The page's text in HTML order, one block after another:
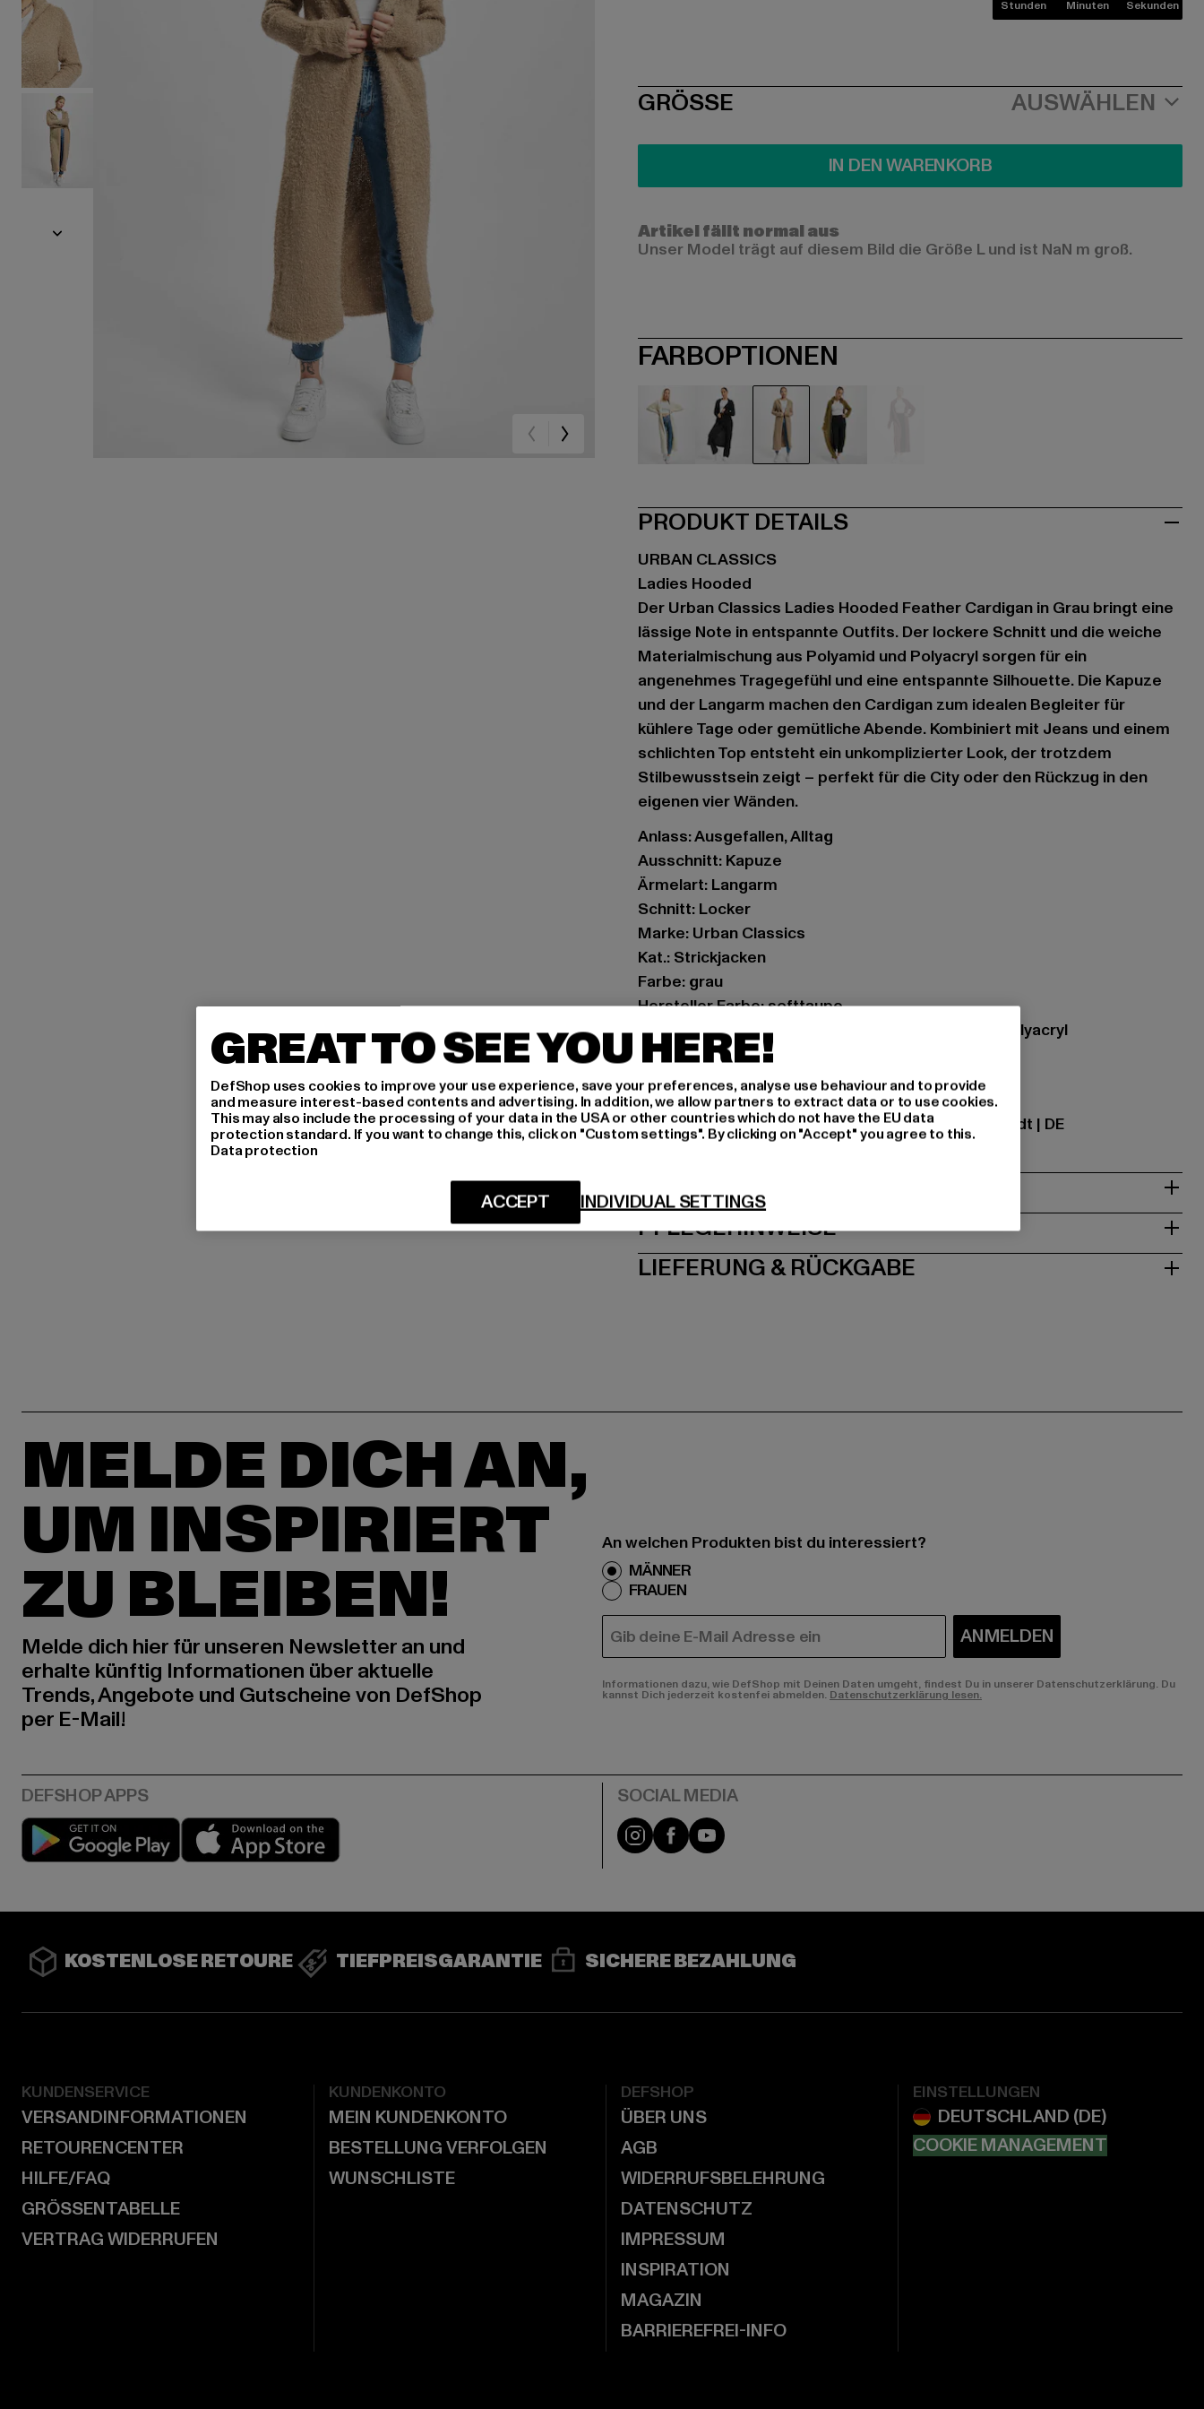
Stunden Minuten Sekunden
SIZE
GRÖSSE AUSWÄHLEN
IN DEN WARENKORB
Artikel fällt normal aus
Unser Model trägt auf diesem Bild die Größe L und ist NaN m groß.
FARBOPTIONEN
PRODUKT DETAILS
URBAN CLASSICS
Ladies Hooded
Der Urban Classics Ladies Hooded Feather Cardigan in Grau bringt eine
lässige Note in entspannte Outfits. Der lockere Schnitt und die weiche
Materialmischung aus Polyamid und Polyacryl sorgen für ein
angenehmes Tragegefühl und eine entspannte Silhouette. Die Kapuze
und der Langarm machen den Cardigan zum idealen Begleiter für
kühlere Tage oder gemütliche Abende. Kombiniert mit Jeans und einem
schlichten Top entsteht ein unkomplizierter Look, der trotzdem
Stilbewusstsein zeigt – perfekt für die City oder den Rückzug in den
eigenen vier Wänden.
Anlass: Ausgefallen, Alltag
Ausschnitt: Kapuze
Ärmelart: Langarm
Schnitt: Locker
Marke: Urban Classics
Kat.: Strickjacken
Farbe: grau
Hersteller Farbe: softtaupe
Materialzusammensetzung: 51% Polyamid, 49% Polyacryl
Art.Nr: TB1750-03257
Hersteller: TB International GmbH |info@tbint.de
Dr.-Robert-Murjahn-Straße 7 | 64372 Ober-Ramstadt | DE
GRÖSSE & PASSFORM
PFLEGEHINWEISE
LIEFERUNG & RÜCKGABE
MELDE DICH AN,
UM INSPIRIERT
ZU BLEIBEN!
Melde dich hier für unseren Newsletter an und
erhalte künftig Informationen über aktuelle
Trends, Angebote und Gutscheine von DefShop
per E-Mail!
An welchen Produkten bist du interessiert?
MÄNNER
FRAUEN
E-MAIL ANMELDEN
Informationen dazu, wie DefShop mit Deinen Daten umgeht, findest Du in unserer Datenschutzerklärung. Du
kannst Dich jederzeit kostenfei abmelden. Datenschutzerklärung lesen.
Play market Instagram
FacebookYouTube
KOSTENLOSE RETOURE TIEFPREISGARANTIE SICHERE BEZAHLUNG
KUNDENSERVICE
VERSANDINFORMATIONEN
RETOURENCENTER
HILFE/FAQ
GRÖSSENTABELLE
VERTRAG WIDERRUFEN
KUNDENKONTO
MEIN KUNDENKONTO
BESTELLUNG VERFOLGEN
WUNSCHLISTE
DEFSHOP
ÜBER UNS
AGB
WIDERRUFSBELEHRUNG
DATENSCHUTZ
IMPRESSUM
INSPIRATION
MAGAZIN
BARRIEREFREI-INFO
EINSTELLUNGEN
COOKIE MANAGEMENT
GREAT TO SEE YOU HERE!
DefShop uses cookies to improve your use experience, save your preferences, analyse use behaviour and to provide
and measure interest-based contents and advertising. In addition, we allow partners to extract data or to use cookies.
This may also include the processing of your data in the USA or other countries which do not have the EU data
protection standard. If you want to change this, click on "Custom settings". By clicking on "Accept" you agree to this.
Data protection
INDIVIDUAL SETTINGS
ACCEPT